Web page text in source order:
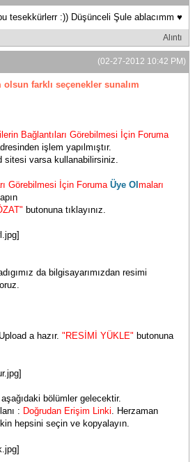
tesekkürlerr :)) Düşünceli Şule ablacımm ♥
Alıntı
(02-27-2012 10:42 PM)
farklı seçenekler sunalım
Bağlantıları Görebilmesi İçin Foruma
işlem yapılmıştır.
sitesi varsa kullanabilirsiniz.
Görebilmesi İçin Foruma Üye Olmaları
butonuna tıklayınız.
da bilgisayarımızdan resimi
a hazır. "RESİMİ YÜKLE" butonuna
bölümler gelecektir.
: Doğrudan Erişim Linki. Herzaman
hepsini seçin ve kopyalayın.